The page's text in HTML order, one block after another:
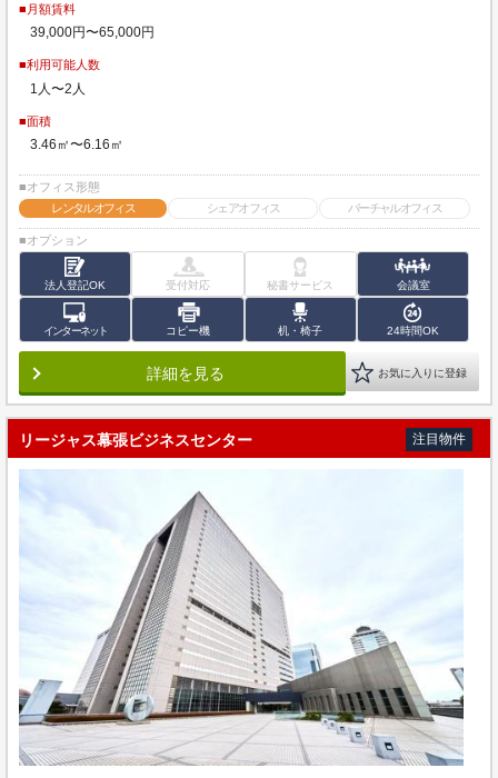
■月額賃料
39,000円〜65,000円
■利用可能人数
1人〜2人
■面積
3.46㎡〜6.16㎡
■オフィス形態
レンタルオフィス
シェアオフィス バーチャルオフィス
■オプション
法人登記OK 受付対応 秘書サービス 会議室
インターネット コピー機 机・椅子 24時間OK
詳細を見る お気に入りに登録
リージャス幕張ビジネスセンター 注目物件